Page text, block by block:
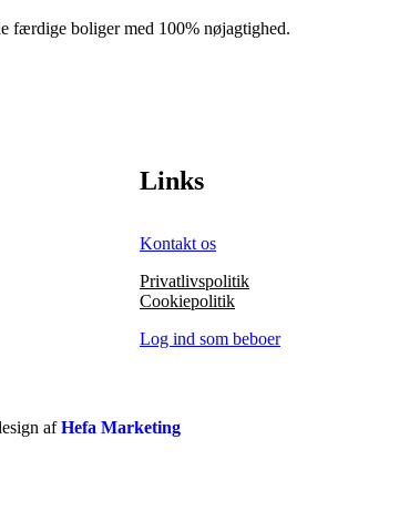
færdige boliger med 100% nøjagtighed.
Links
Kontakt os
Privatlivspolitik
Cookiepolitik
Log ind som beboer
afHefa Marketing